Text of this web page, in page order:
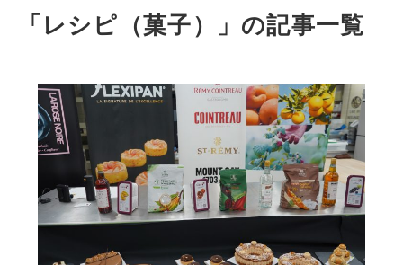
「レシピ（菓子）」の記事一覧